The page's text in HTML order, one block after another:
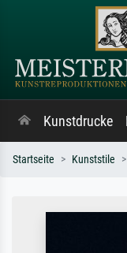
Kunstdrucke
Startseite Kunststile